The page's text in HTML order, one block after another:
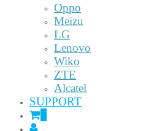
Oppo
Meizu
LG
Lenovo
Wiko
ZTE
Alcatel
SUPPORT